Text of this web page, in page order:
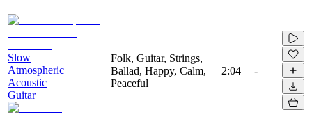
Slow
Atmospheric
Acoustic
Guitar
Folk, Guitar, Strings,
Ballad, Happy, Calm,
Peaceful
2:04 -